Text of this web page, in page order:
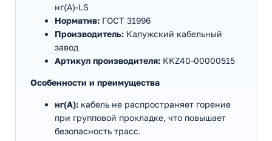
нг(А)-LS
Норматив: ГОСТ 31996
Производитель: Калужский кабельный
завод
Артикул производителя: KKZ40-00000515
Особенности и преимущества
нг(А): кабель не распространяет горение
при групповой прокладке, что повышает
безопасность трасс.